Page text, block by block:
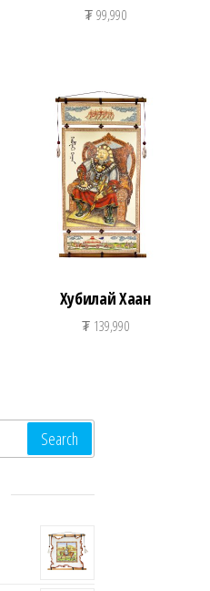
₮99,990
Хубилай Хаан
₮139,990
Search